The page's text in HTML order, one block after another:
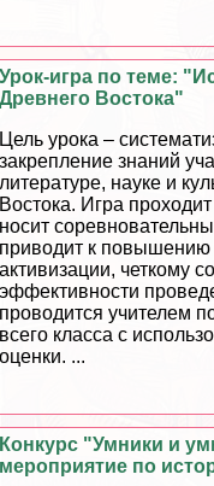
Урок-игра по теме:
Древнего Востока"
Цель урока –
закрепление знаний
литературе, науке и
Востока. Игра
носит
приводит к повышению
активизации, четкому
эффективности
проводится учителем
всего класса с
оценки. ...
Конкурс "Умники и
мероприятие по